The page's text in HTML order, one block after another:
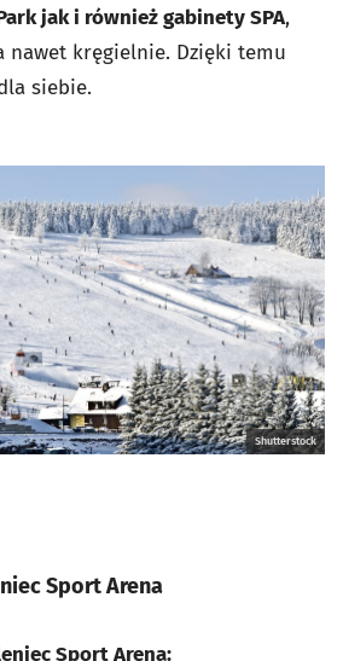
jak i również gabinety SPA,
nawet kręgielnie. Dzięki temu
siebie.
Shutterstock
Sport Arena
Sport Arena: